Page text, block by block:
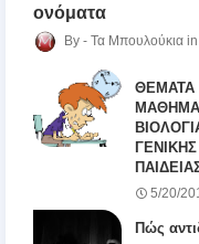
ονόματα
Τα Μπουλούκια
ΘΕΜΑΤΑ
ΓΕΝΙΚΗΣ
5/20/
Πώς